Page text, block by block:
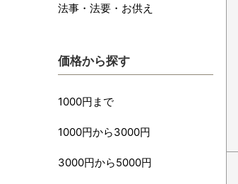
法事・法要・お供え
価格から探す
1000円まで
1000円から3000円
3000円から5000円